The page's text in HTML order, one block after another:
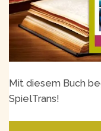
Mit diesem Buch
SpielTrans!